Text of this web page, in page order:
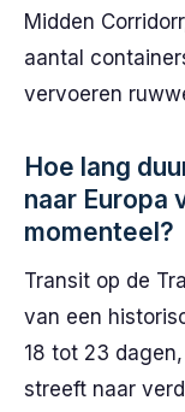
Midden
aantal
vervoeren
Hoe lang
naar Europa
momenteel?
Transit op de
van een
18 tot 23
streeft naar